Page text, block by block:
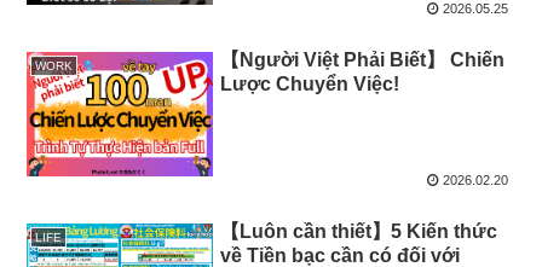
2026.05.25
WORK
【Người Việt Phải Biết】 Chiến
Lược Chuyển Việc!
2026.02.20
LIFE
【Luôn cần thiết】5 Kiến thức
về Tiền bạc cần có đối với